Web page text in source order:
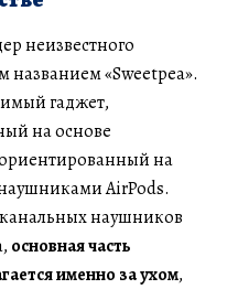
неизвестного
названием «Sweetpea».
гаджет,
на основе
на
AirPods.
наушников
основная часть
именно за ухом,